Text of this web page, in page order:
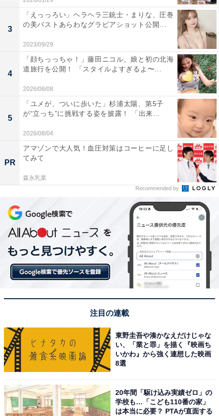
3
「えっっろい」ヘラヘラ三銃士・まりな、圧巻
の美バストあらわなグラビアショット公開...
2023/09/29
4
「顔ちっっちゃ！」藤田ニコル、娘と初の北海
道旅行を公開！ 「スタイルよすぎるよ〜...
2026/08/08
5
「ユメが、ついに歩いた」杉浦太陽、第5子
が“立っち”に挑戦する姿を披露！ 「出来...
2026/08/04
PR
アマゾンで大人気！血圧対策はコーヒーに足し
てみて
森永乳業
Recommended by
注目の連載
東野圭吾や湊かなえだけじゃな
い、「業と罪」を描く『映画ち
いかわ』から強く連想した映画
8選
20年間「駆け込み実績ゼロ」の
学校も…「こども110番の家」
は本当に必要？ PTAが直面する